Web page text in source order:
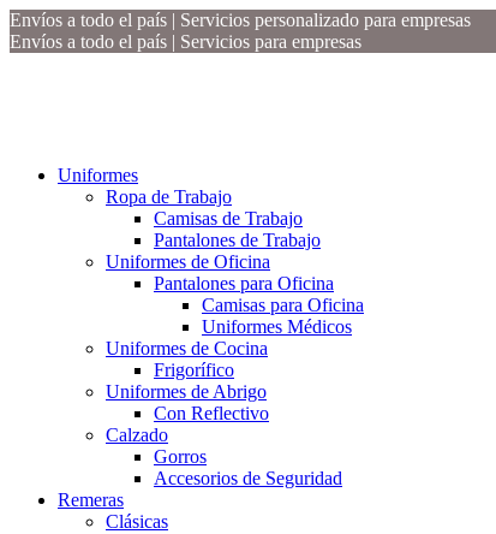
Envíos a todo el país | Servicios personalizado para empresas
Envíos a todo el país | Servicios para empresas
Uniformes
Ropa de Trabajo
Camisas de Trabajo
Pantalones de Trabajo
Uniformes de Oficina
Pantalones para Oficina
Camisas para Oficina
Uniformes Médicos
Uniformes de Cocina
Frigorífico
Uniformes de Abrigo
Con Reflectivo
Calzado
Gorros
Accesorios de Seguridad
Remeras
Clásicas